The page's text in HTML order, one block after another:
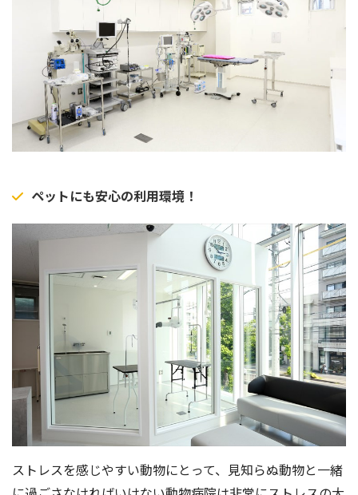
ペットにも安心の利用環境！
ストレスを感じやすい動物にとって、見知らぬ動物と一緒